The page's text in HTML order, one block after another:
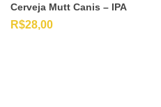
Cerveja Mutt Canis – IPA
R$28,00